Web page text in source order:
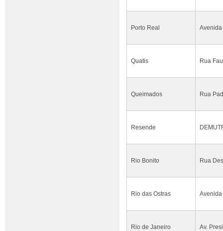
Porto Real Avenida
Quatis Rua
Queimados Rua
Resende
Rio Bonito Rua
Rio das Ostras Avenida
Rio de Janeiro Av.